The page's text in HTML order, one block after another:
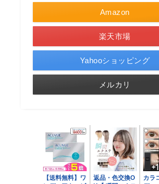
Amazon
楽天市場
Yahooショッピング
メルカリ